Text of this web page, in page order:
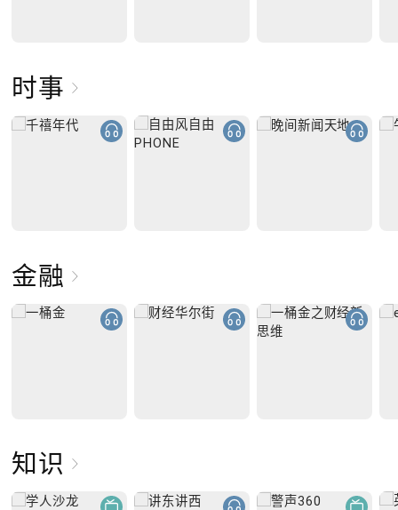
时事
金融
知识